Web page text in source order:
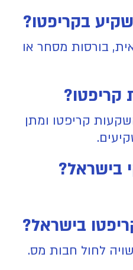
בקריפטו?
בורסות מסחר או
קריפטו ומתן
בישראל?
בישראל?
לחול חבות מס.